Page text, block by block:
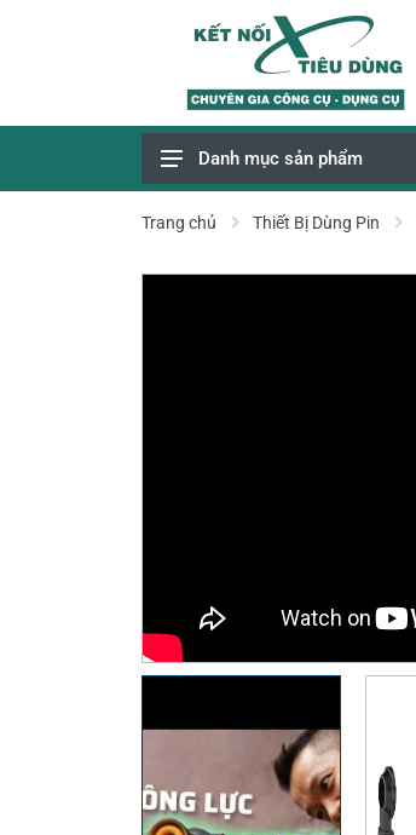
Giao Hàng Miễn Phí
Thước Đo Laser
Đồ Bảo Hộ Lao Động
Danh mục sản phẩm
Trang chủ Thiết Bị Dùng Pin